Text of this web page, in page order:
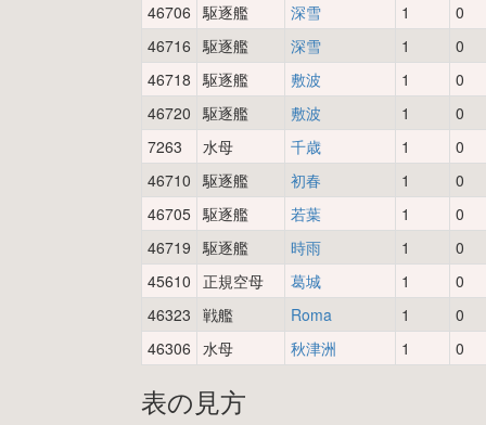
46706 駆逐艦 深雪 1
0
46716 駆逐艦 深雪 1
0
46718 駆逐艦 敷波 1
0
46720 駆逐艦 敷波 1
0
7263
水母 千歳 1
0
46710 駆逐艦 初春 1
0
46705 駆逐艦 若葉 1
0
46719 駆逐艦 時雨 1
0
45610 正規空母 葛城 1
0
46323 戦艦 Roma 1
0
46306 水母 秋津洲 1 0
表の見方